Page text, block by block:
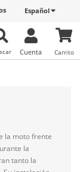
Español
Carrito
Cuenta
la moto frente
la
tanto la